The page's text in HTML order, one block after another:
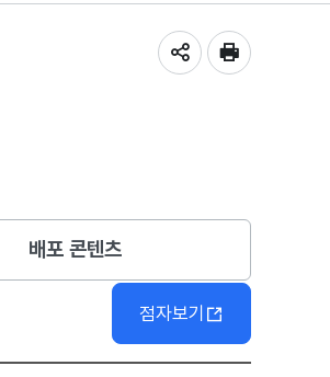
배포 콘텐츠
점자보기